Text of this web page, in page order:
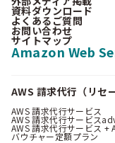
資料ダウンロード
よくあるご質問
お問い合わせ
サイトマップ
Amazon Web
AWS 請求代行（リセー
AWS 請求代行サービス
AWS 請求代行サービス
AWS 請求代行サービス
バウチャー定額プラン